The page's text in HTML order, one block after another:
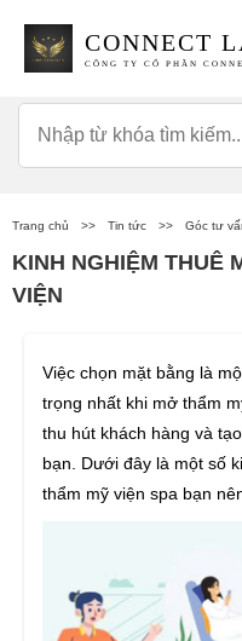
CONNECT
CÔNG TY CỔ PHẦN
Trang chủ >> Tin tức >> Góc tư
KINH NGHIỆM THUÊ
VIỆN
Việc chọn mặt bằng là
trọng nhất khi mở thẩm
thu hút khách hàng và
bạn. Dưới đây là một số
thẩm mỹ viện spa bạn